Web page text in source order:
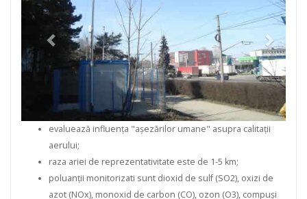
evaluează influența "așezărilor umane" asupra calitații
aerului;
raza ariei de reprezentativitate este de 1-5 km;
poluanții monitorizati sunt dioxid de sulf (SO2), oxizi de
azot (NOx), monoxid de carbon (CO), ozon (O3), compuși
organici volatili (COV) și particule în suspensie (PM10 si